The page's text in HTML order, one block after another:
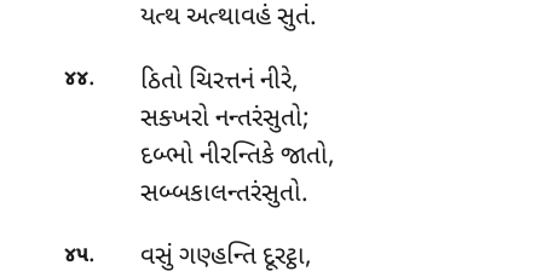
યત્થ અત્થાવહં સુતં.
૪૪.
ઠિતો ચિરત્તનં નીરે,
સક્ખરો નન્તરંસુતો;
દબ્ભો નીરન્તિકે જાતો,
સબ્બકાલન્તરંસુતો.
૪૫. વસુંગણ્હન્તિ દૂરટ્ઠા,